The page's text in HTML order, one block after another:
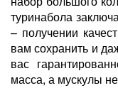
туринабола
– получении
вам сохранить и
вас
масса, а мускулы